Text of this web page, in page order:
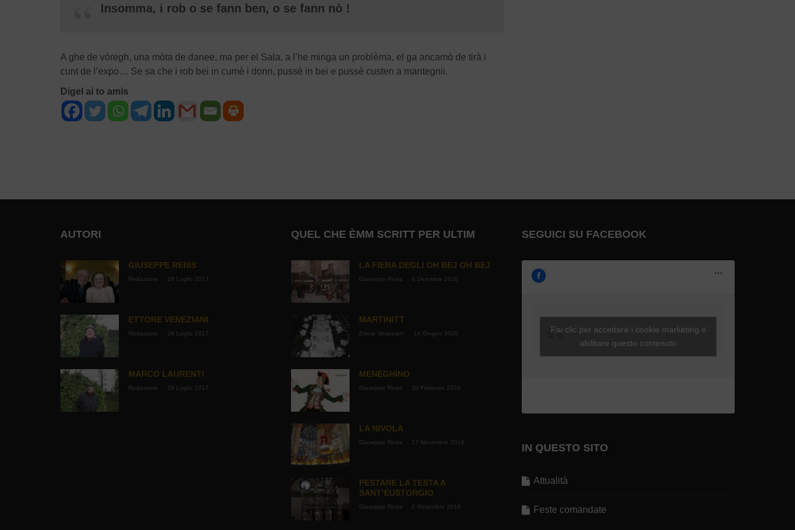
Insomma, i rob o se fann ben, o se fann nò !
A ghe de vòregh, una mòta de danee, ma per el Sala, a l’he minga un problèma, el ga ancamò de tirà i
cunt de l’expo… Se sa che i rob bei in cumè i donn, pussè in bei e pussè custen a mantegnii.
Digel ai to amis
AUTORI
GIUSEPPE REISS
Redazione 28 Luglio 2017
ETTORE VENEZIANI
Redazione 28 Luglio 2017
MARCO LAURENTI
Redazione 28 Luglio 2017
QUEL CHE ÈMM SCRITT PER ULTIM
LA FIERA DEGLI OH BEJ OH BEJ
Giuseppe Reiss 6 Dicembre 2020
MARTINITT
Ettore Veneziani 14 Giugno 2020
MENEGHINO
Giuseppe Reiss 20 Febbraio 2020
LA NIVOLA
Giuseppe Reiss 17 Novembre 2019
PESTARE LA TESTA A
SANT’EUSTORGIO
Giuseppe Reiss 2 Novembre 2019
SEGUICI SU FACEBOOK
SEGUICI SU FACEBOOK
Fai clic per accettare i cookie marketing e
abilitare questo contenuto
IN QUESTO SITO
Attualità
Feste comandate